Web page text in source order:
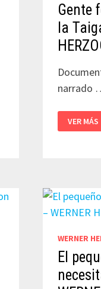
Gente
la
narrado
GENTE
FELIZ:
UN
HERZOG
VER MÁS
WERNER
El